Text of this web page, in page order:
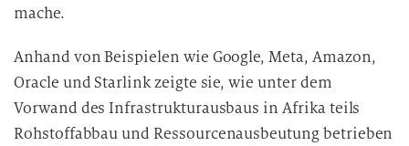
mache.
Anhand von Beispielen wie Google, Meta, Amazon,
Oracle und Starlink zeigte sie, wie unter dem
Vorwand des Infrastrukturausbaus in Afrika teils
Rohstoffabbau und Ressourcenausbeutung betrieben